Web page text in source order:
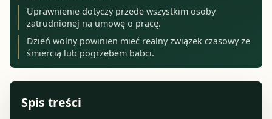
Uprawnienie dotyczy przede wszystkim osoby
zatrudnionej na umowę o pracę.
Dzień wolny powinien mieć realny związek czasowy ze
śmiercią lub pogrzebem babci.
Spis treści